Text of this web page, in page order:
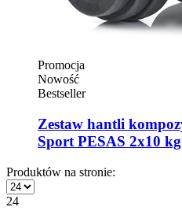
Promocja
Nowość
Bestseller
Zestaw hantli
Sport PESAS 2x10 kg
Produktów na stronie:
24